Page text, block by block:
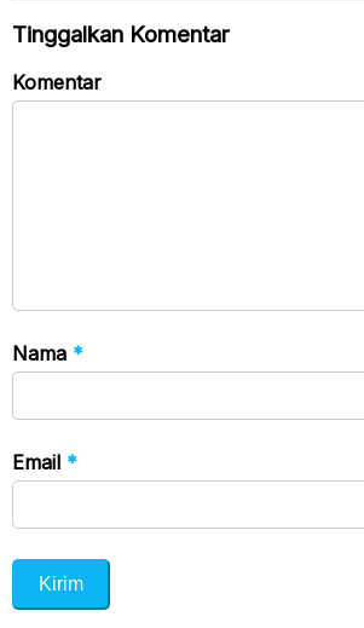
Tinggalkan Komentar
Komentar
Nama *
Email *